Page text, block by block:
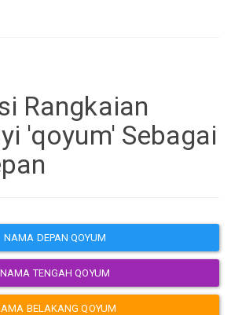
Rangkaian
'qoyum' Sebagai
NAMA DEPAN QOYUM
NAMA TENGAH QOYUM
BELAKANG QOYUM